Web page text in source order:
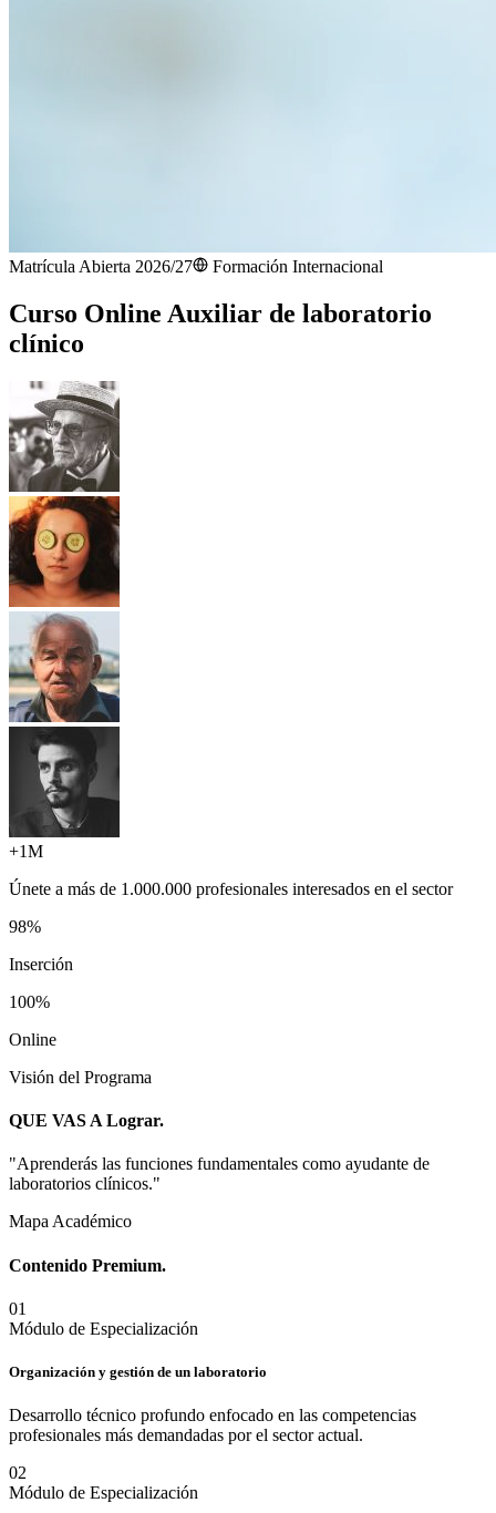
Matrícula Abierta 2026/27 Formación Internacional
Curso Online Auxiliar de laboratorio
clínico
+1M
Únete a más de 1.000.000 profesionales interesados en el sector
98%
Inserción
100%
Online
Visión del Programa
QUE VAS A Lograr.
"Aprenderás las funciones fundamentales como ayudante de
laboratorios clínicos."
Mapa Académico
Contenido Premium.
01
Módulo de Especialización
Organización y gestión de un laboratorio
Desarrollo técnico profundo enfocado en las competencias
profesionales más demandadas por el sector actual.
02
Módulo de Especialización